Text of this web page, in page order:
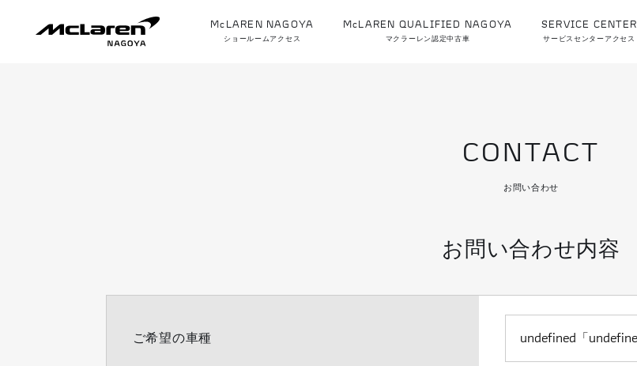
McLAREN NAGOYA
ショールームアクセス
McLAREN QUALIFIED NAGOYA
マクラーレン認定中古車
SERVICE CENTER
サービスセンターアクセス
CONTACT
お問い合わせ
お問い合わせ内容
ご希望の車種